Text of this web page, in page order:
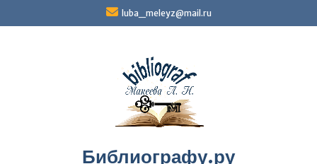
luba_meleyz@mail.ru
Библиографу.ру